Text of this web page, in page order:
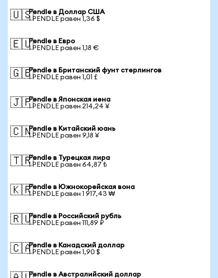
🇺🇸Pendle в Доллар США
1 PENDLE равен 1,36 $
🇪🇺Pendle в Евро
1 PENDLE равен 1,18 €
🇬🇧Pendle в Британский фунт стерлингов
1 PENDLE равен 1,01 £
🇯🇵Pendle в Японская иена
1 PENDLE равен 214,24 ¥
🇨🇳Pendle в Китайский юань
1 PENDLE равен 9,18 ¥
🇹🇷Pendle в Турецкая лира
1 PENDLE равен 64,87 ₺
🇰🇷Pendle в Южнокорейская вона
1 PENDLE равен 1 917,43 ₩
🇷🇺Pendle в Российский рубль
1 PENDLE равен 111,89 ₽
🇨🇦Pendle в Канадский доллар
1 PENDLE равен 1,90 $
Pendle в Австралийский доллар